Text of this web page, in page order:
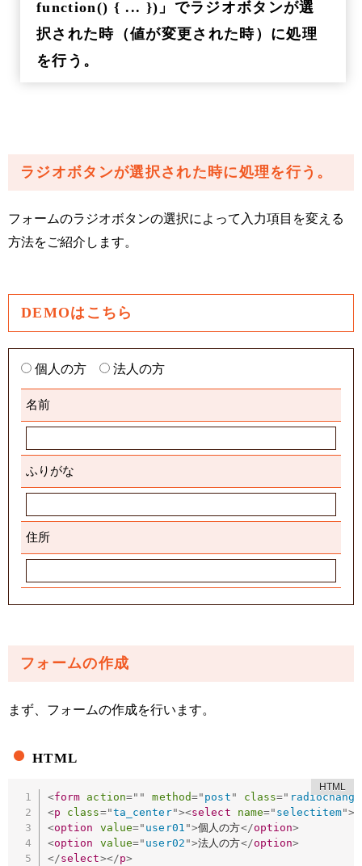
function() { ... })」でラジオボタンが選
択された時（値が変更された時）に処理
を行う。
ラジオボタンが選択された時に処理を行う。
フォームのラジオボタンの選択によって入力項目を変える
方法をご紹介します。
DEMOはこちら
個人の方 法人の方
名前
ふりがな
住所
フォームの作成
まず、フォームの作成を行います。
HTML
<form action=" " method=" post " class=" radiochange
<p class="ta_center"><select name=" selectitem">
<option value=" user01 ">個人の方</option>
<option value=" user02 ">法人の方</option>
</select></p>